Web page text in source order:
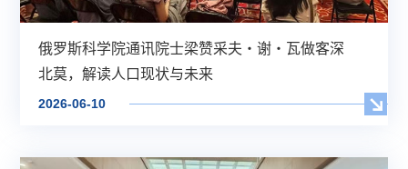
俄罗斯科学院通讯院士梁赞采夫・谢・瓦做客深
北莫，解读人口现状与未来
2026-06-10